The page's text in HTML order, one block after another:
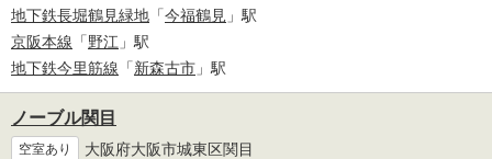
地下鉄長堀鶴見緑地 「今福鶴見 」駅
京阪本線 「野江 」駅
地下鉄今里筋線 「新森古市 」駅
ノーブル関目
空室あり 大阪府大阪市城東区関目